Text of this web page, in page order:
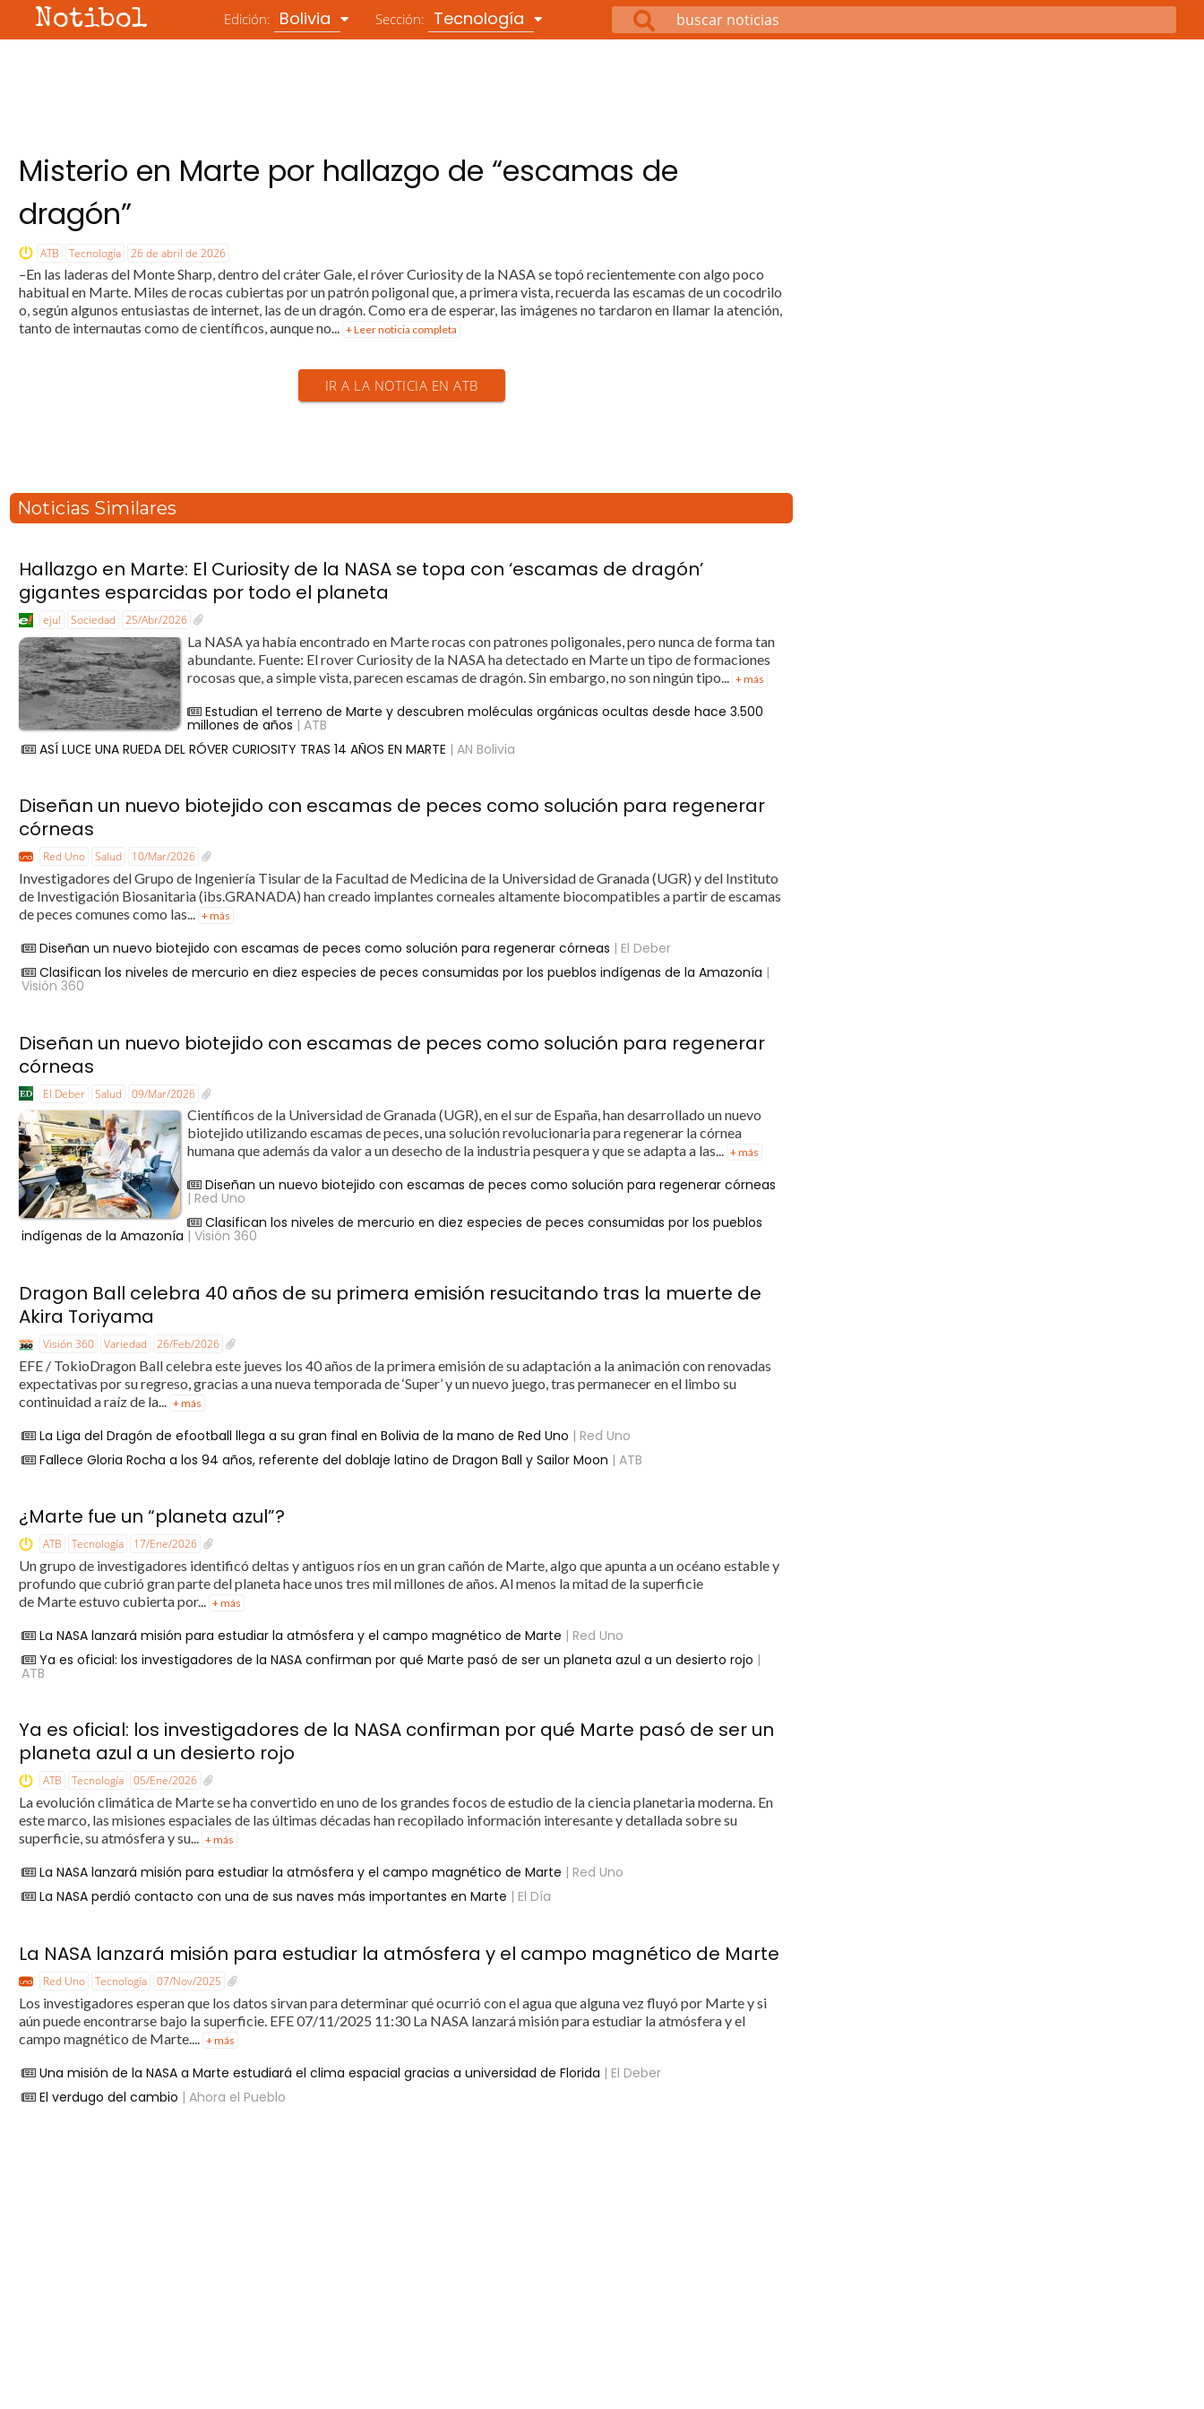
Notibol Edición: Bolivia Sección: Tecnología
Misterio en Marte por hallazgo de “escamas de
dragón”
ATB Tecnología 26 de abril de 2026
–En las laderas del Monte Sharp, dentro del cráter Gale, el róver Curiosity de la NASA se topó recientemente con algo poco
habitual en Marte. Miles de rocas cubiertas por un patrón poligonal que, a primera vista, recuerda las escamas de un cocodrilo
o, según algunos entusiastas de internet, las de un dragón. Como era de esperar, las imágenes no tardaron en llamar la atención,
tanto de internautas como de científicos, aunque no... + Leer noticia completa
IR A LA NOTICIA EN ATB
Noticias Similares
Hallazgo en Marte: El Curiosity de la NASA se topa con ‘escamas de dragón’
gigantes esparcidas por todo el planeta
eju! Sociedad 25/Abr/2026
La NASA ya había encontrado en Marte rocas con patrones poligonales, pero nunca de forma tan
abundante. Fuente: El rover Curiosity de la NASA ha detectado en Marte un tipo de formaciones
rocosas que, a simple vista, parecen escamas de dragón. Sin embargo, no son ningún tipo...
+ más
Estudian el terreno de Marte y descubren moléculas orgánicas ocultas desde hace 3.500
millones de años | ATB
ASÍ LUCE UNA RUEDA DEL RÓVER CURIOSITY TRAS 14 AÑOS EN MARTE | AN Bolivia
Diseñan un nuevo biotejido con escamas de peces como solución para regenerar
córneas
Red Uno Salud 10/Mar/2026
Investigadores del Grupo de Ingeniería Tisular de la Facultad de Medicina de la Universidad de Granada (UGR) y del Instituto
de Investigación Biosanitaria (ibs.GRANADA) han creado implantes corneales altamente biocompatibles a partir de escamas
de peces comunes como las... + más
Diseñan un nuevo biotejido con escamas de peces como solución para regenerar córneas | El Deber
Clasifican los niveles de mercurio en diez especies de peces consumidas por los pueblos indígenas de la Amazonía |
Visión 360
Diseñan un nuevo biotejido con escamas de peces como solución para regenerar
córneas
El Deber Salud 09/Mar/2026
Científicos de la Universidad de Granada (UGR), en el sur de España, han desarrollado un nuevo
biotejido utilizando escamas de peces, una solución revolucionaria para regenerar la córnea
humana que además da valor a un desecho de la industria pesquera y que se adapta a las... + más
Diseñan un nuevo biotejido con escamas de peces como solución para regenerar córneas
| Red Uno
Clasifican los niveles de mercurio en diez especies de peces consumidas por los pueblos
indígenas de la Amazonía | Visión 360
Dragon Ball celebra 40 años de su primera emisión resucitando tras la muerte de
Akira Toriyama
Visión 360 Variedad 26/Feb/2026
EFE / TokioDragon Ball celebra este jueves los 40 años de la primera emisión de su adaptación a la animación con renovadas
expectativas por su regreso, gracias a una nueva temporada de ‘Super’ y un nuevo juego, tras permanecer en el limbo su
continuidad a raíz de la...
+ más
La Liga del Dragón de efootball llega a su gran final en Bolivia de la mano de Red Uno | Red Uno
Fallece Gloria Rocha a los 94 años, referente del doblaje latino de Dragon Ball y Sailor Moon | ATB
¿Marte fue un “planeta azul”?
ATB Tecnología 17/Ene/2026
Un grupo de investigadores identificó deltas y antiguos ríos en un gran cañón de Marte, algo que apunta a un océano estable y
profundo que cubrió gran parte del planeta hace unos tres mil millones de años. Al menos la mitad de la superficie
de Marte estuvo cubierta por... + más
La NASA lanzará misión para estudiar la atmósfera y el campo magnético de Marte | Red Uno
Ya es oficial: los investigadores de la NASA confirman por qué Marte pasó de ser un planeta azul a un desierto rojo |
ATB
Ya es oficial: los investigadores de la NASA confirman por qué Marte pasó de ser un
planeta azul a un desierto rojo
ATB Tecnología 05/Ene/2026
La evolución climática de Marte se ha convertido en uno de los grandes focos de estudio de la ciencia planetaria moderna. En
este marco, las misiones espaciales de las últimas décadas han recopilado información interesante y detallada sobre su
superficie, su atmósfera y su... + más
La NASA lanzará misión para estudiar la atmósfera y el campo magnético de Marte | Red Uno
La NASA perdió contacto con una de sus naves más importantes en Marte | El Día
La NASA lanzará misión para estudiar la atmósfera y el campo magnético de Marte
Red Uno Tecnología 07/Nov/2025
Los investigadores esperan que los datos sirvan para determinar qué ocurrió con el agua que alguna vez fluyó por Marte y si
aún puede encontrarse bajo la superficie. EFE 07/11/2025 11:30 La NASA lanzará misión para estudiar la atmósfera y el
campo magnético de Marte....
+ más
Una misión de la NASA a Marte estudiará el clima espacial gracias a universidad de Florida | El Deber
El verdugo del cambio | Ahora el Pueblo